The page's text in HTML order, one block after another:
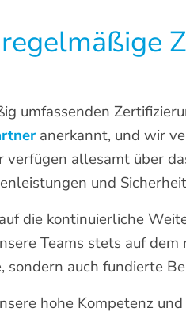
umfassenden
anerkannt, und wir
verfügen allesamt über
und
die kontinuierliche
Teams stets auf
auch fundierte
hohe Kompetenz